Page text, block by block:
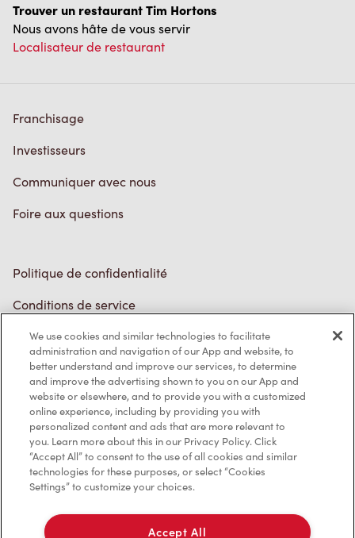
Trouver un restaurant Tim Hortons
Nous avons hâte de vous servir
Localisateur de restaurant
Franchisage
Investisseurs
Communiquer avec nous
Foire aux questions
Politique de confidentialité
Conditions de service
Marques de commerce
Accessibilité
Diagnostic
Contactez-nous
We use cookies and similar technologies to facilitate
administration and navigation of our App and website, to
better understand and improve our services, to determine
and improve the advertising shown to you on our App and
website or elsewhere, and to provide you with a customized
online experience, including by providing you with
personalized content and ads that are more relevant to
you. Learn more about this in our Privacy Policy. Click
“Accept All” to consent to the use of all cookies and similar
technologies for these purposes, or select “Cookies
Settings” to customize your choices.
Accept All